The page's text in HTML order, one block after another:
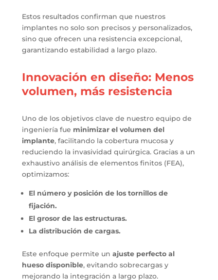
Estos resultados confirman que nuestros
implantes no solo son precisos y personalizados,
sino que ofrecen una resistencia excepcional,
garantizando estabilidad a largo plazo.
Innovación en diseño: Menos
volumen, más resistencia
Uno de los objetivos clave de nuestro equipo de
ingeniería fue minimizar el volumen del
implante, facilitando la cobertura mucosa y
reduciendo la invasividad quirúrgica. Gracias a un
exhaustivo análisis de elementos finitos (FEA),
optimizamos:
El número y posición de los tornillos de
fijación.
El grosor de las estructuras.
La distribución de cargas.
Este enfoque permite un ajuste perfecto al
hueso disponible, evitando sobrecargas y
mejorando la integración a largo plazo.